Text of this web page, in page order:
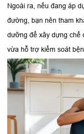
Ngoài ra, nếu đang áp
đường, bạn nên tham
dưỡng để xây dựng chế
vừa hỗ trợ kiểm soát